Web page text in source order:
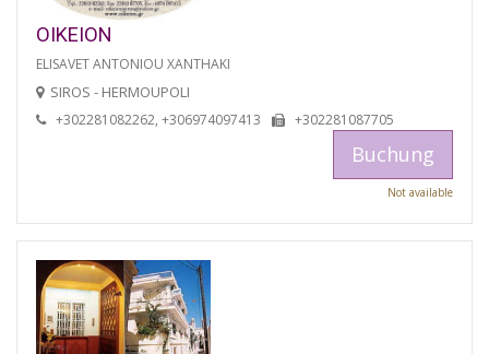
OIKEION
ELISAVET ANTONIOU XANTHAKI
SIROS - HERMOUPOLI
+302281082262, +306974097413 +302281087705
Buchung
Not available